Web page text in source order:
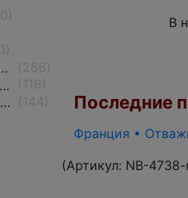
В
Последние
Франция •
(Артикул: NB-4738-